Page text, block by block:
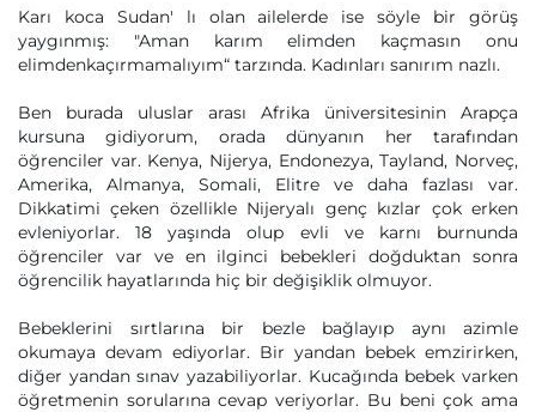
Karı koca Sudan' lı olan ailelerde ise söyle bir görüş
yaygınmış: "Aman karım elimden kaçmasın onu
elimdenkaçırmamalıyım“ tarzında. Kadınları sanırım nazlı.
Ben burada uluslar arası Afrika üniversitesinin Arapça
kursuna gidiyorum, orada dünyanın her tarafından
öğrenciler var. Kenya, Nijerya, Endonezya, Tayland, Norveç,
Amerika, Almanya, Somali, Elitre ve daha fazlası var.
Dikkatimi çeken özellikle Nijeryalı genç kızlar çok erken
evleniyorlar. 18 yaşında olup evli ve karnı burnunda
öğrenciler var ve en ilginci bebekleri doğduktan sonra
öğrencilik hayatlarında hiç bir değişiklik olmuyor.
Bebeklerini sırtlarına bir bezle bağlayıp aynı azimle
okumaya devam ediyorlar. Bir yandan bebek emzirirken,
diğer yandan sınav yazabiliyorlar. Kucağında bebek varken
öğretmenin sorularına cevap veriyorlar. Bu beni çok ama